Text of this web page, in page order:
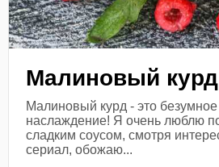
Малиновый курд
Малиновый курд - это
наслаждение! Я очень люблю
сладким соусом, смотря
сериал, обожаю...